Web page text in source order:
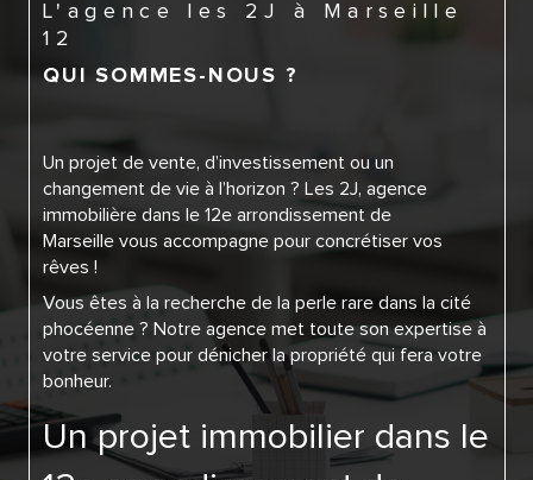
L'agence les 2J à Marseille
12
QUI SOMMES-NOUS ?
Un projet de vente, d’investissement ou un
changement de vie à l’horizon ? Les 2J, agence
immobilière dans le 12e arrondissement de
Marseille vous accompagne pour concrétiser vos
rêves !
Vous êtes à la recherche de la perle rare dans la cité
phocéenne ? Notre agence met toute son expertise à
votre service pour dénicher la propriété qui fera votre
bonheur.
Un projet immobilier dans le